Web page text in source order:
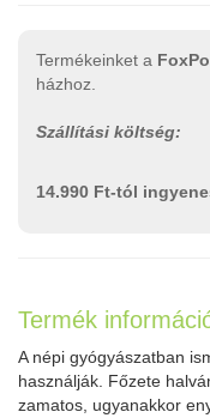
Termékeinket a
házhoz.
Szállítási költség:
14.990 Ft-tól
Termék
A népi gyógyászatban
használják. Főzete
zamatos, ugyanakkor